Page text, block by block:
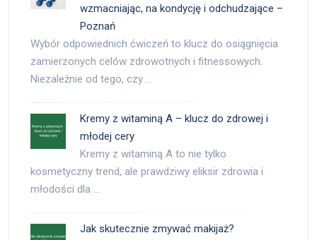
wzmacniając, na kondycję i odchudzające –
Poznań
Wybór odpowiednich ćwiczeń to klucz do osiągnięcia
zamierzonych celów zdrowotnych i fitnessowych.
Niezależnie od tego, czy …
Kremy z witaminą A – klucz do zdrowej i
młodej cery
Kremy z witaminą A to nie tylko
kosmetyczny trend, ale prawdziwy eliksir zdrowia i
młodości dla …
Jak skutecznie zmywać makijaż?